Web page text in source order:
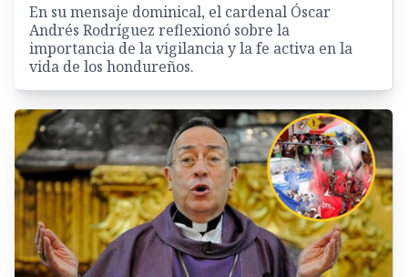
En su mensaje dominical, el cardenal Óscar
Andrés Rodríguez reflexionó sobre la
importancia de la vigilancia y la fe activa en la
vida de los hondureños.